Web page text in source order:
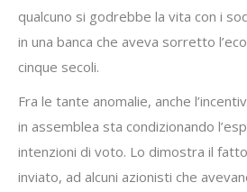
qualcuno si godrebbe la vita con i
in una banca che aveva sorretto
cinque secoli.
Fra le tante anomalie, anche
in assemblea sta condizionando
intenzioni di voto. Lo dimostra il
inviato, ad alcuni azionisti che